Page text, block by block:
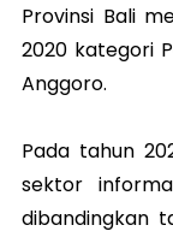
Provinsi Bali
2020 kategori
Anggoro.
Pada tahun
sektor
dibandingkan